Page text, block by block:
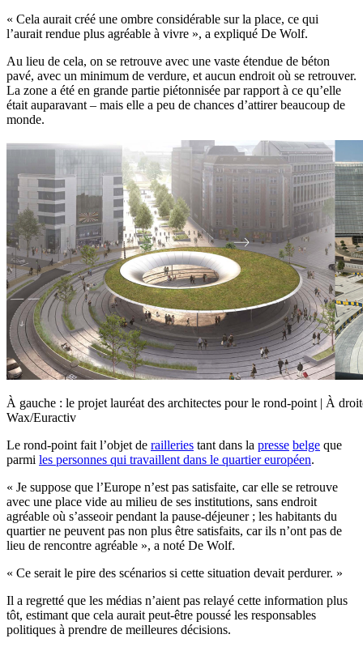
« Cela aurait créé une ombre considérable sur la place, ce qui
l’aurait rendue plus agréable à vivre », a expliqué De Wolf.
Au lieu de cela, on se retrouve avec une vaste étendue de béton
pavé, avec un minimum de verdure, et aucun endroit où se retrouver.
La zone a été en grande partie piétonnisée par rapport à ce qu’elle
était auparavant – mais elle a peu de chances d’attirer beaucoup de
monde.
À gauche : le projet lauréat des architectes pour le rond-point | À
Wax/Euractiv
Le rond-point fait l’objet de railleries tant dans la presse belge que
parmi les personnes qui travaillent dans le quartier européen.
« Je suppose que l’Europe n’est pas satisfaite, car elle se retrouve
avec une place vide au milieu de ses institutions, sans endroit
agréable où s’asseoir pendant la pause-déjeuner ; les habitants du
quartier ne peuvent pas non plus être satisfaits, car ils n’ont pas de
lieu de rencontre agréable », a noté De Wolf.
« Ce serait le pire des scénarios si cette situation devait perdurer. »
Il a regretté que les médias n’aient pas relayé cette information plus
tôt, estimant que cela aurait peut-être poussé les responsables
politiques à prendre de meilleures décisions.